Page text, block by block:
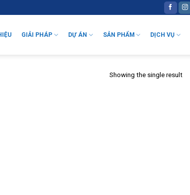
GIẢI PHÁP DỰ ÁN SẢN PHẨM DỊCH VỤ
Showing the single result